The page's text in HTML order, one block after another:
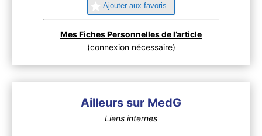
Ajouter aux favoris
Mes Fiches Personnelles de l’article
(connexion nécessaire)
Ailleurs sur MedG
Liens internes